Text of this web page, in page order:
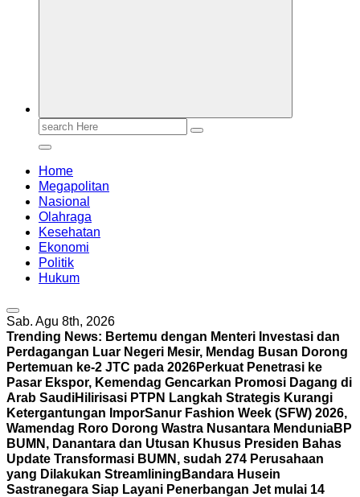
Search
Home
Megapolitan
Nasional
Olahraga
Kesehatan
Ekonomi
Politik
Hukum
Sab. Agu 8th, 2026
Trending News: Bertemu dengan Menteri Investasi dan
Perdagangan Luar Negeri Mesir, Mendag Busan Dorong
Pertemuan ke-2 JTC pada 2026Perkuat Penetrasi ke
Pasar Ekspor, Kemendag Gencarkan Promosi Dagang di
Arab SaudiHilirisasi PTPN Langkah Strategis Kurangi
Ketergantungan ImporSanur Fashion Week (SFW) 2026,
Wamendag Roro Dorong Wastra Nusantara MenduniaBP
BUMN, Danantara dan Utusan Khusus Presiden Bahas
Update Transformasi BUMN, sudah 274 Perusahaan
yang Dilakukan Streamlining Bandara Husein
Sastranegara Siap Layani Penerbangan Jet mulai 14